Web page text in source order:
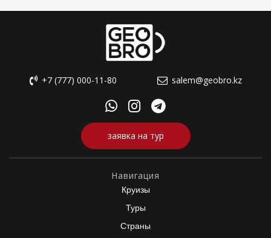
+7 (777) 000-11-80 salem@geobro.kz
заявка на тур
Навигация
Круизы
Туры
Страны